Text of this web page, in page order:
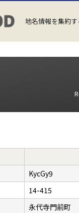
地名情報を集約
KycGy9
14-415
永代寺門前町